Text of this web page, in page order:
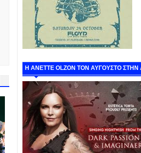
Η ANETTE OLZON ΤΟΝ ΑΥΓΟΥΣΤΟ